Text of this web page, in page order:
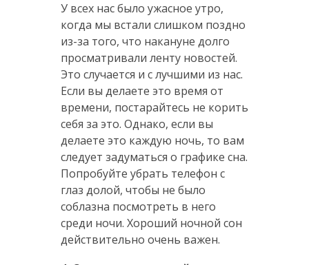
У всех нас было ужасное утро,
когда мы встали слишком поздно
из-за того, что накануне долго
просматривали ленту новостей.
Это случается и с лучшими из нас.
Если вы делаете это время от
времени, постарайтесь не корить
себя за это. Однако, если вы
делаете это каждую ночь, то вам
следует задуматься о графике сна.
Попробуйте убрать телефон с
глаз долой, чтобы не было
соблазна посмотреть в него
среди ночи. Хороший ночной сон
действительно очень важен.